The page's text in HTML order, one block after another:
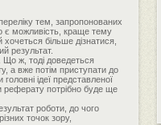
тем, запропонованих
є можливість, краще тему
більше дізнатися,
результат.
ж, тоді доведеться
а вже потім приступати до
ідеї представленої
реферату потрібно буде ще
роботи, до чого
точок зору,